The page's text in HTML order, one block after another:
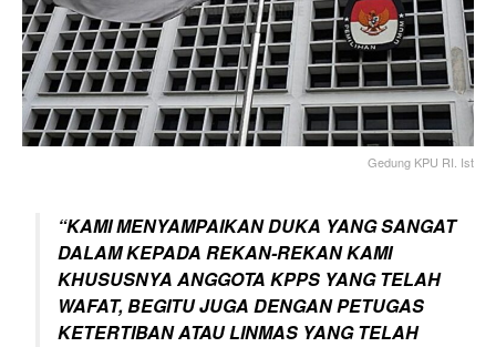
Gedung KPU RI. Ist
“KAMI MENYAMPAIKAN DUKA YANG SANGAT
DALAM KEPADA REKAN-REKAN KAMI
KHUSUSNYA ANGGOTA KPPS YANG TELAH
WAFAT, BEGITU JUGA DENGAN PETUGAS
KETERTIBAN ATAU LINMAS YANG TELAH